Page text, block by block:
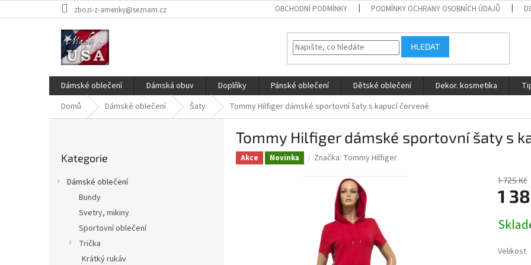
na
zbozi-z-ameriky@seznam.cz OBCHODNÍ PODMÍNKY PODMÍNKY OCHRANY OSOBNÍCH ÚDAJŮ
HLEDAT
Dámské oblečení Dámská obuv Doplňky Pánské oblečení Dětské oblečení Dekor. kosmetika
Domů
Dámské oblečení Šaty Tommy Hilfiger dámské sportovní šaty s kapucí červené
kategorie
Kategorie
Dámské oblečení
Bundy
Svetry, mikiny
Sportovní oblečení
Trička
Krátký rukáv
Tommy Hilfiger dámské sportovní šaty s
Akce Novinka Značka: Tommy Hilfiger
1 725 Kč
1
cena:
Velikost